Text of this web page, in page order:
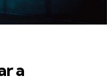
a